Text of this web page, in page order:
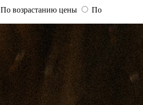
По возрастанию цены
По